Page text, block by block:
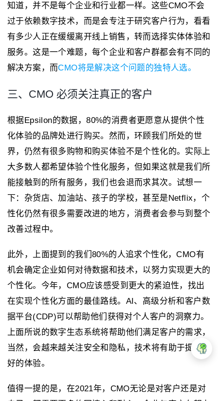
知道，并不是每个企业和行业都一样。这些CMO不会
过于依赖数字技术，而是会专注于研究客户行为，看看
有多少人正在缓缓离开线上销售，转而选择实体体验和
服务。这是一个难题，每个企业和客户群都会有不同的
解决方案，而CMO将是解决这个问题的独特人选。
三、CMO 必须关注真正的客户
根据Epsilon的数据，80%的消费者更愿意从提供个性
化体验的品牌处进行购买。然而，环顾我们所处的世
界，仍然有很多购物和购买体验不是个性化的。实际上
大多数人都希望体验个性化服务，但如果这就是我们所
能接触到的所有服务，我们也会退而求其次。试想一
下：杂货店、加油站、孩子的学校，甚至是Netflix，个
性化仍然有很多需要改进的地方，消费者会参与到整个
改善过程中。
此外，上面提到的我们80%的人追求个性化，CMO有
机会确定企业如何对待数据和技术，以努力实现更大的
个性化。今年，CMO应该感受到更大的紧迫性，找出
在实现个性化方面的最佳路线。AI、高级分析和客户数
据平台(CDP)可以帮助他们获得对个人客户的洞察力。
上面所说的数字生态系统将帮助他们满足客户的需求，
当然，会越来越关注安全和隐私，技术将有助于提供更
好的体验。
值得一提的是，在2021年，CMO无论是对客户还是对